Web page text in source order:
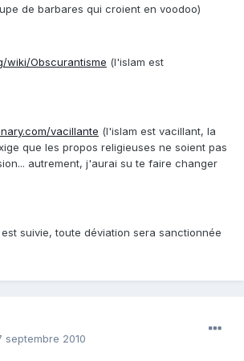
de barbares qui croient en voodoo)
wiki/Obscurantisme (l'islam est
vacillante (l'islam est vacillant, la
que les propos religieuses ne soient pas
autrement, j'aurai su te faire changer
suivie, toute déviation sera sanctionnée
septembre 2010